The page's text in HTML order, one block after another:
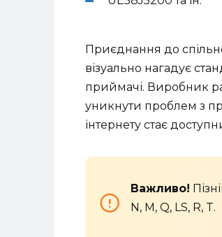
Приєднання до
візуально нагадує
приймачі. Виробник
уникнути проблем з
інтернету стає
Важливо!
N, M, Q, LS, R, T.